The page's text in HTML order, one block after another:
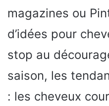
magazines ou
d’idées pour
stop au
saison, les
: les cheveux